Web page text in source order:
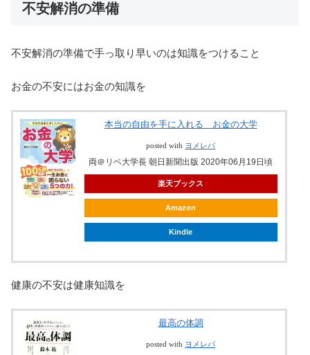
不安解消の準備
不安解消の準備で手っ取り早いのは知識をつけること
お金の不安にはお金の知識を
本当の自由を手に入れる お金の大学
posted with ヨメレバ
両＠リベ大学長 朝日新聞出版 2020年06月19日頃
楽天ブックス
Amazon
Kindle
健康の不安は健康知識を
最高の体調
posted with ヨメレバ